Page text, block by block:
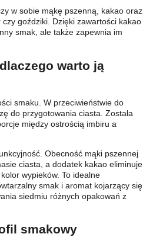
w sobie mąkę pszenną, kakao oraz
goździki. Dzięki zawartości kakao
smak, ale także zapewnia im
warto ją
smaku. W przeciwieństwie do
do przygotowania ciasta. Została
między ostrością imbiru a
Obecność mąki pszennej
ciasta, a dodatek kakao eliminuje
wypieków. To idealne
smak i aromat kojarzący się
siedmiu różnych opakowań z
smakowy